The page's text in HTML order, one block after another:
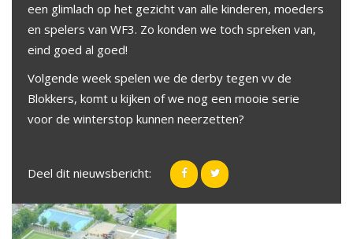
een glimlach op het gezicht van alle kinderen, moeders
en spelers van WF3. Zo konden we toch spreken van,
eind goed al goed!
Volgende week spelen we de derby tegen vv de
Blokkers, komt u kijken of we nog een mooie serie
voor de winterstop kunnen neerzetten?
Deel dit nieuwsbericht: